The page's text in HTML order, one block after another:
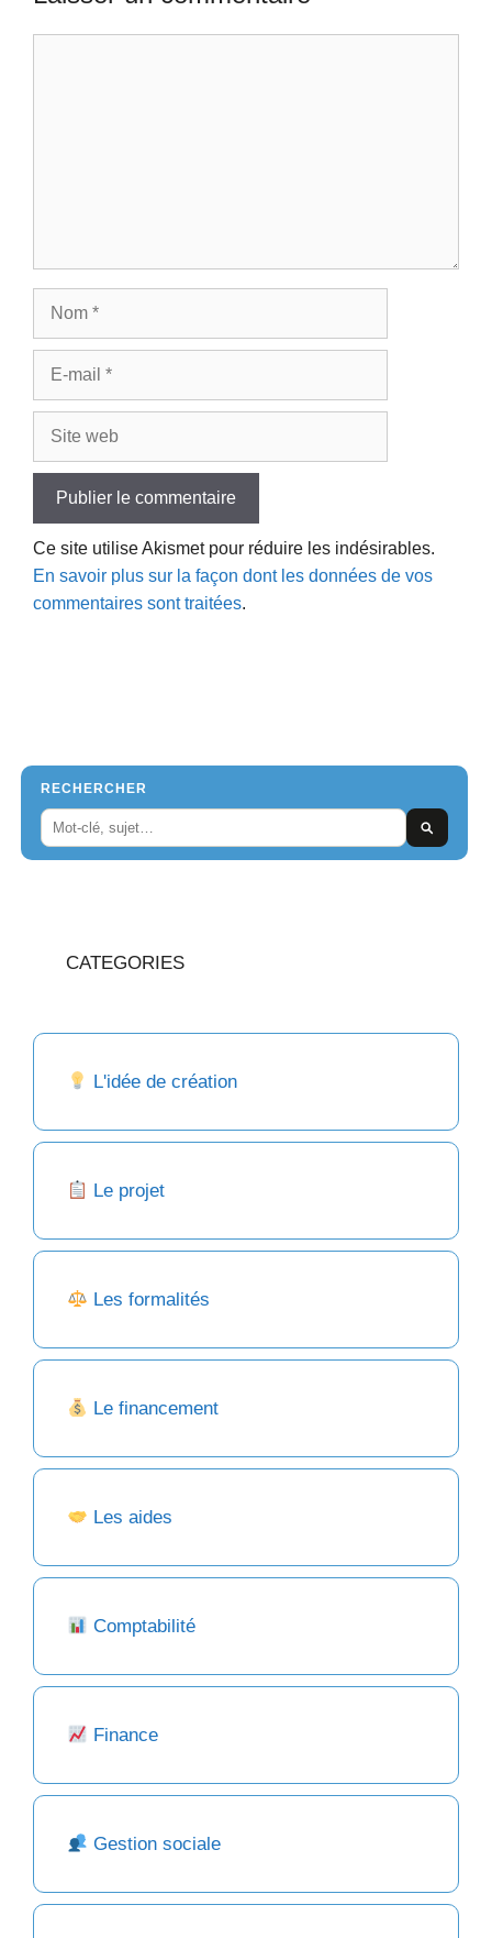
Ce site utilise Akismet pour réduire les indésirables.
En savoir plus sur la façon dont les données de vos
commentaires sont traitées.
RECHERCHER
CATEGORIES
L'idée de création
Le projet
Les formalités
Le financement
Les aides
Comptabilité
Finance
Gestion sociale